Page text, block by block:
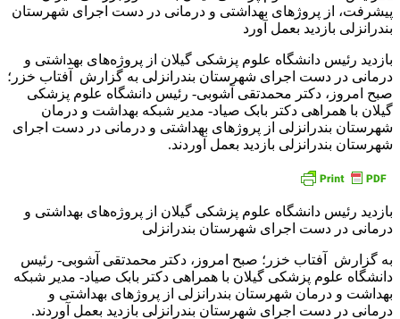
بازدید رئیس دانشگاه علوم پزشکی گیلان از پروژه‌های بهداشتی و
درمانی در دست اجرای شهرستان بندرانزلی به گزارش آفتاب خزر؛
صبح امروز، دکتر محمدتقی آشوبی- رئیس دانشگاه علوم پزشکی
گیلان با همراهی دکتر بابک صیاد- مدیر شبکه بهداشت و درمان
شهرستان بندرانزلی از پروژهای بهداشتی و درمانی در دست اجرای
شهرستان بندرانزلی بازدید بعمل آوردند.
بازدید رئیس دانشگاه علوم پزشکی گیلان از پروژه‌های بهداشتی و
درمانی در دست اجرای شهرستان بندرانزلی
به گزارش آفتاب خزر؛ صبح امروز، دکتر محمدتقی آشوبی- رئیس
دانشگاه علوم پزشکی گیلان با همراهی دکتر بابک صیاد- مدیر شبکه
بهداشت و درمان شهرستان بندرانزلی از پروژهای بهداشتی و
درمانی در دست اجرای شهرستان بندرانزلی بازدید بعمل آوردند.